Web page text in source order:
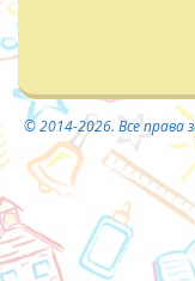
© 2014-2026. Все